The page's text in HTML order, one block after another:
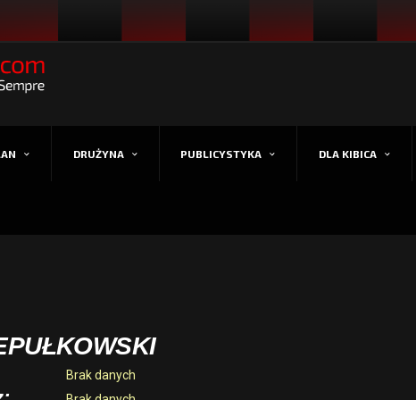
DRUŻYNA PUBLICYSTYKA DLA KIBICA
Brak danych